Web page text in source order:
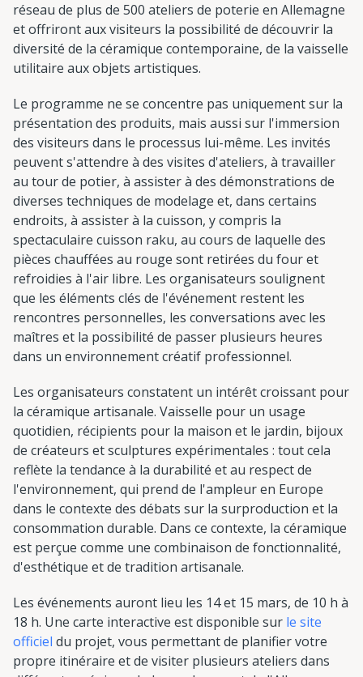
réseau de plus de 500 ateliers de poterie en Allemagne
et offriront aux visiteurs la possibilité de découvrir la
diversité de la céramique contemporaine, de la vaisselle
utilitaire aux objets artistiques.
Le programme ne se concentre pas uniquement sur la
présentation des produits, mais aussi sur l'immersion
des visiteurs dans le processus lui-même. Les invités
peuvent s'attendre à des visites d'ateliers, à travailler
au tour de potier, à assister à des démonstrations de
diverses techniques de modelage et, dans certains
endroits, à assister à la cuisson, y compris la
spectaculaire cuisson raku, au cours de laquelle des
pièces chauffées au rouge sont retirées du four et
refroidies à l'air libre. Les organisateurs soulignent
que les éléments clés de l'événement restent les
rencontres personnelles, les conversations avec les
maîtres et la possibilité de passer plusieurs heures
dans un environnement créatif professionnel.
Les organisateurs constatent un intérêt croissant pour
la céramique artisanale. Vaisselle pour un usage
quotidien, récipients pour la maison et le jardin, bijoux
de créateurs et sculptures expérimentales : tout cela
reflète la tendance à la durabilité et au respect de
l'environnement, qui prend de l'ampleur en Europe
dans le contexte des débats sur la surproduction et la
consommation durable. Dans ce contexte, la céramique
est perçue comme une combinaison de fonctionnalité,
d'esthétique et de tradition artisanale.
Les événements auront lieu les 14 et 15 mars, de 10 h à
18 h. Une carte interactive est disponible sur le site
officiel du projet, vous permettant de planifier votre
propre itinéraire et de visiter plusieurs ateliers dans